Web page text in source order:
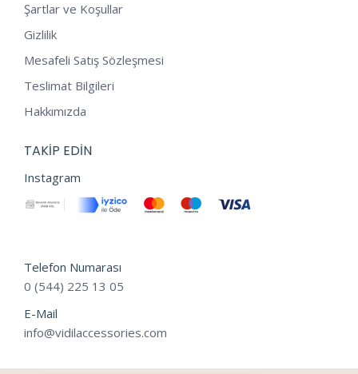
Şartlar ve Koşullar
Gizlilik
Mesafeli Satış Sözleşmesi
Teslimat Bilgileri
Hakkımızda
TAKIP EDIN
Instagram
Telefon Numarası
0 (544) 225 13 05
E-Mail
info@vidilaccessories.com